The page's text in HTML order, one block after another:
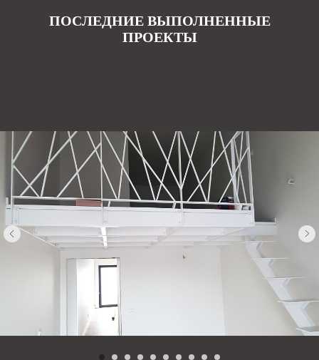
ПОСЛЕДНИЕ ВЫПОЛНЕННЫЕ
ПРОЕКТЫ